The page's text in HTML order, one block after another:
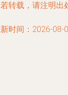
转载，请注明出
时间：2026-08-